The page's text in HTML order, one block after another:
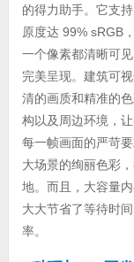
的得力助手。它支
原度达 99% sRGB
一个像素都清晰可
完美呈现。建筑可
清的画质和精准的
构以及周边环境，
每一帧画面的严苛
大场景的绚丽色彩
地。而且，大容量
大大节省了等待时
率。